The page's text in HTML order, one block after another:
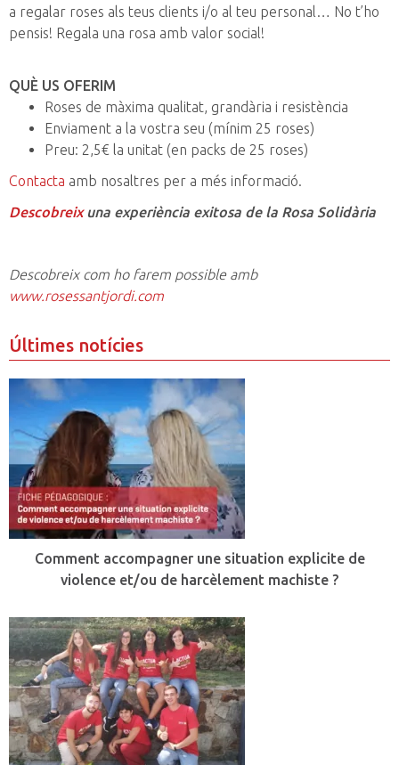
a regalar roses als teus clients i/o al teu personal… No t’ho
pensis! Regala una rosa amb valor social!
QUÈ US OFERIM
Roses de màxima qualitat, grandària i resistència
Enviament a la vostra seu (mínim 25 roses)
Preu: 2,5€ la unitat (en packs de 25 roses)
Contacta amb nosaltres per a més informació.
Descobreix una experiència exitosa de la Rosa Solidària
Descobreix com ho farem possible amb
www.rosessantjordi.com
Últimes notícies
Comment accompagner une situation explicite de
violence et/ou de harcèlement machiste ?